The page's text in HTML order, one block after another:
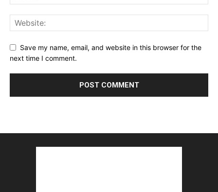
Save my name, email, and website in this browser for the
next time I comment.